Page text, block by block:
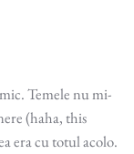
Temele nu mi-
(haha, this
era cu totul acolo.